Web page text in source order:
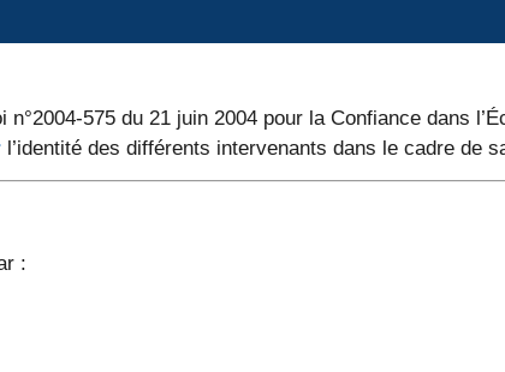
575 du 21 juin 2004 pour la Confiance dans
l’identité des différents intervenants dans le cadre de
: